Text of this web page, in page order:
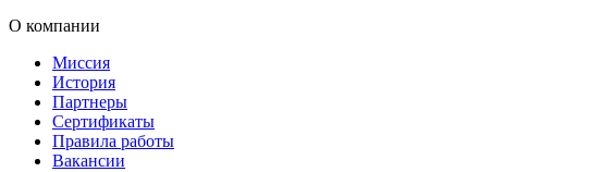
О компании
Миссия
История
Партнеры
Сертификаты
Правила работы
Вакансии